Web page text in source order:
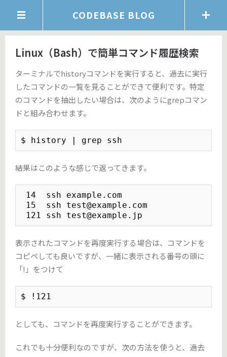
CODEBASE BLOG
Linux（Bash）で簡単コマンド履歴検索
ターミナルでhistoryコマンドを実行すると、過去に実行
したコマンドの一覧を見ることができて便利です。特定
のコマンドを抽出したい場合は、次のようにgrepコマン
ドと組み合わせます。
$ history | grep ssh
結果はこのような感じで返ってきます。
121 ssh test@example.jp
表示されたコマンドを再度実行する場合は、コマンドを
コピペしても良いですが、一緒に表示される番号の頭に
「!」をつけて
$ !121
としても、コマンドを再度実行することができます。
これでも十分便利なのですが、次の方法を使うと、過去